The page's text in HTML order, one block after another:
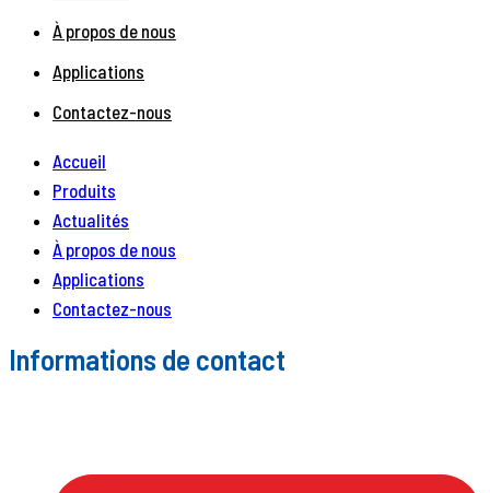
À propos de nous
Applications
Contactez-nous
Accueil
Produits
Actualités
À propos de nous
Applications
Contactez-nous
Informations de contact